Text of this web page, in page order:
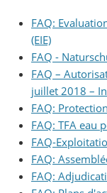
FAQ:
(EIE)
FAQ -
FAQ –
juillet 2018 –
FAQ:
FAQ: TFA eau
FAQ-
FAQ:
FAQ: